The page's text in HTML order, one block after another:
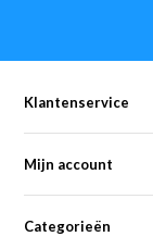
Klantenservice
Mijn account
Categorieën